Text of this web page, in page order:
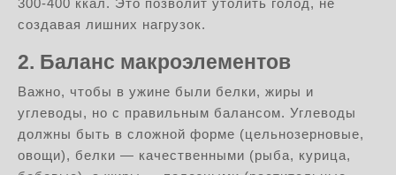
300-400 ккал. Это позволит утолить голод, не
создавая лишних нагрузок.
2. Баланс макроэлементов
Важно, чтобы в ужине были белки, жиры и
углеводы, но с правильным балансом. Углеводы
должны быть в сложной форме (цельнозерновые,
овощи), белки — качественными (рыба, курица,